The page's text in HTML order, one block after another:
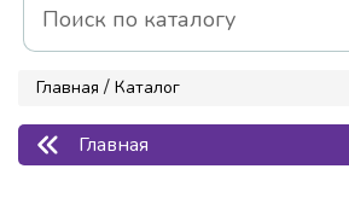
Главная / Каталог
Главная